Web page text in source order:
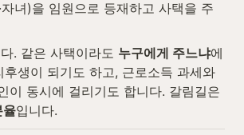
자녀)을 임원으로 등재하고 사택을 주
. 같은 사택이라도 누구에게 주느냐에
후생이 되기도 하고, 근로소득 과세와
율입니다.